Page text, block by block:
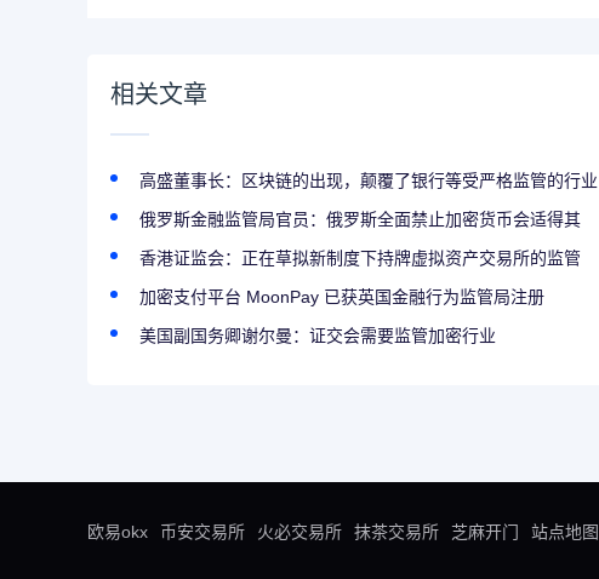
相关文章
高盛董事长：区块链的出现，颠覆了银行等受严格监管的行业
俄罗斯金融监管局官员：俄罗斯全面禁止加密货币会适得其
香港证监会：正在草拟新制度下持牌虚拟资产交易所的监管
加密支付平台 MoonPay 已获英国金融行为监管局注册
美国副国务卿谢尔曼：证交会需要监管加密行业
欧易okx 币安交易所 火必交易所 抹茶交易所 芝麻开门 站点地图